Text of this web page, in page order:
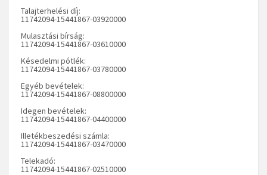
Talajterhelési díj:
11742094-15441867-03920000
Mulasztási bírság:
11742094-15441867-03610000
Késedelmi pótlék:
11742094-15441867-03780000
Egyéb bevételek:
11742094-15441867-08800000
Idegen bevételek:
11742094-15441867-04400000
Illetékbeszedési számla:
11742094-15441867-03470000
Telekadó:
11742094-15441867-02510000